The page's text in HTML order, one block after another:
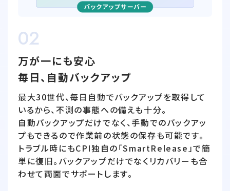
02
万が一にも安心
毎日、自動バックアップ
最大30世代、毎日自動でバックアップを取得して
いるから、不測の事態への備えも十分。
自動バックアップだけでなく、手動でのバックアッ
プもできるので作業前の状態の保存も可能です。
トラブル時にもCPI独自の「SmartRelease」で簡
単に復旧。バックアップだけでなくリカバリーも合
わせて両面でサポートします。